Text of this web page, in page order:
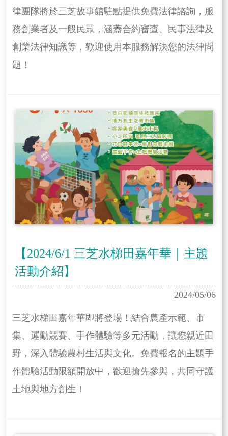
律團隊將於三芝故事館駐點提供免費法律諮詢，服
務創業者及一般民眾，涵蓋合約審查、民事法律及
創業法律知識等，歡迎使用本服務解決您的法律問
題！
【2024/6/1 三芝水梯田嘉年華｜主題
活動介紹】
2024/05/06
三芝水梯田嘉年華即將登場！結合農產示範、市
集、運動競賽、手作體驗等多元活動，讓您親近田
野，深入體驗農村生活與文化。免費報名的主題手
作體驗活動限額開放中，歡迎搶先參與，共同守護
土地與地方創生！